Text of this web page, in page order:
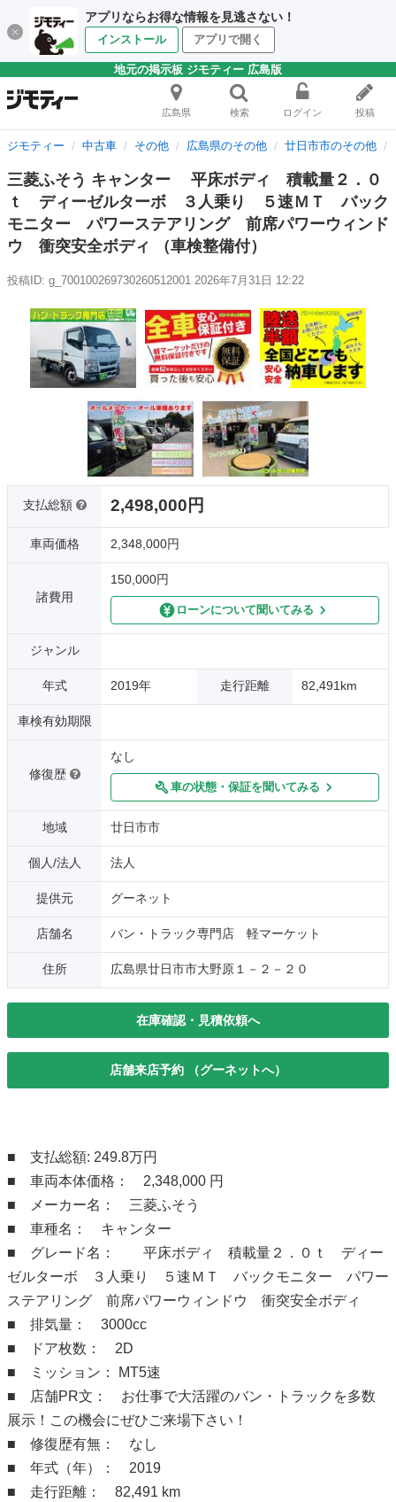
アプリならお得な情報を見逃さない！
インストール アプリで開く
地元の掲示板 ジモティー 広島版
広島県 検索 ログイン 投稿
ジモティー 中古車 その他 広島県のその他 廿日市市のその他
三菱ふそう キャンター 平床ボディ 積載量２．０
ｔ ディーゼルターボ ３人乗り ５速ＭＴ バック
モニター パワーステアリング 前席パワーウィンド
ウ 衝突安全ボディ （車検整備付）
投稿ID: g_700100269730260512001 2026年7月31日 12:22
支払総額 2,498,000円
車両価格 2,348,000円
諸費用
150,000円
ローンについて聞いてみる
ジャンル
年式 2019年 走行距離 82,491km
車検有効期限
修復歴
なし
車の状態・保証を聞いてみる
地域 廿日市市
個人/法人 法人
提供元 グーネット
店舗名 バン・トラック専門店 軽マーケット
住所 広島県廿日市市大野原１－２－２０
在庫確認・見積依頼へ
店舗来店予約 （グーネットへ）
■ 支払総額: 249.8万円
■ 車両本体価格： 2,348,000 円
■ メーカー名： 三菱ふそう
■ 車種名： キャンター
■ グレード名： 平床ボディ 積載量２．０ｔ ディー
ゼルターボ ３人乗り ５速ＭＴ バックモニター パワー
ステアリング 前席パワーウィンドウ 衝突安全ボディ
■ 排気量： 3000cc
■ ドア枚数： 2D
■ ミッション： MT5速
■ 店舗PR文： お仕事で大活躍のバン・トラックを多数
展示！この機会にぜひご来場下さい！
■ 修復歴有無： なし
■ 年式（年）： 2019
■ 走行距離： 82,491 km